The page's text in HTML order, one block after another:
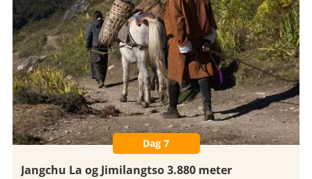
Dag 7
Jangchu La og Jimilangtso 3.880 meter